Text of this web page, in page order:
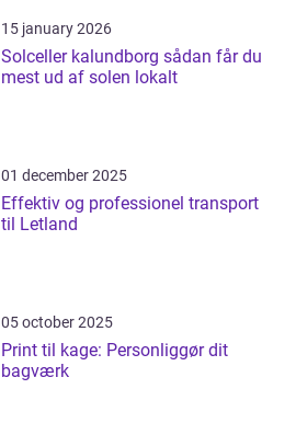
15 january 2026
Solceller kalundborg sådan får du
mest ud af solen lokalt
01 december 2025
Effektiv og professionel transport
til Letland
05 october 2025
Print til kage: Personliggør dit
bagværk